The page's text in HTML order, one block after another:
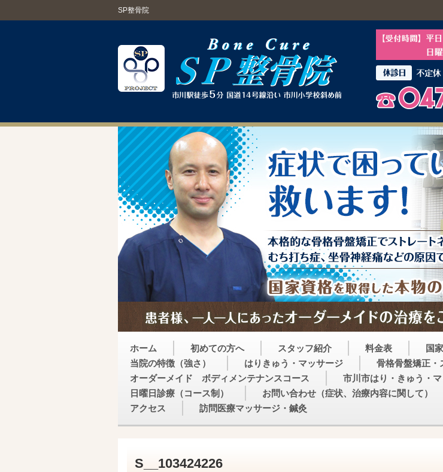
SP整骨院
ホーム 初めての方へ スタッフ紹介 料金表
国
当院の特徴（強さ）
はりきゅう・マッサージ
骨格骨盤矯正・
オーダーメイド ボディメンテナンスコース
市川市はり・きゅう・
日曜日診療（コース制）
お問い合わせ（症状、治療内容に関して）
アクセス
訪問医療マッサージ・鍼灸
S__103424226